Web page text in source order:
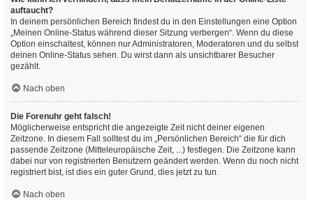
auftaucht?
In deinem persönlichen Bereich findest du in den Einstellungen eine Option
„Meinen Online-Status während dieser Sitzung verbergen“. Wenn du diese
Option einschaltest, können nur Administratoren, Moderatoren und du selbst
deinen Online-Status sehen. Du wirst dann als unsichtbarer Besucher
gezählt.
Nach oben
Die Forenuhr geht falsch!
Möglicherweise entspricht die angezeigte Zeit nicht deiner eigenen
Zeitzone. In diesem Fall solltest du im „Persönlichen Bereich“ die für dich
passende Zeitzone (Mitteleuropäische Zeit, ...) festlegen. Die Zeitzone kann
dabei nur von registrierten Benutzern geändert werden. Wenn du noch nicht
registriert bist, ist dies ein guter Grund, dies jetzt zu tun.
Nach oben